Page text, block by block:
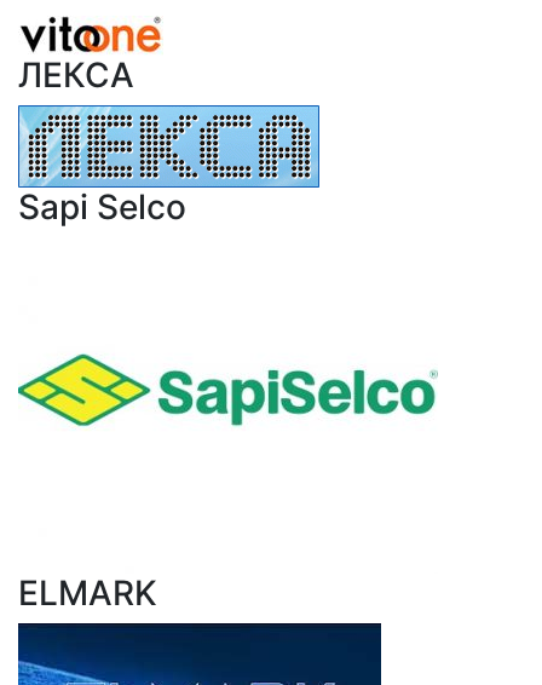
ЛЕКСА
Sapi Selco
ELMARK